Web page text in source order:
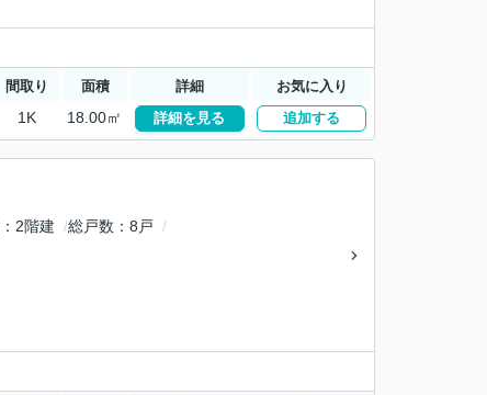
間取り 面積 詳細 お気に入り
1K 18.00㎡ 詳細を見る 追加する
2階建 総戸数
8戸